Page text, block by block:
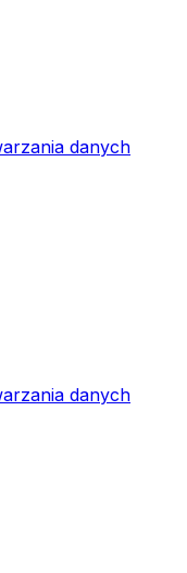
danych
danych